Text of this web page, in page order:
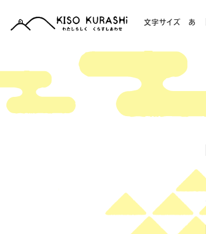
文字サイズ あ